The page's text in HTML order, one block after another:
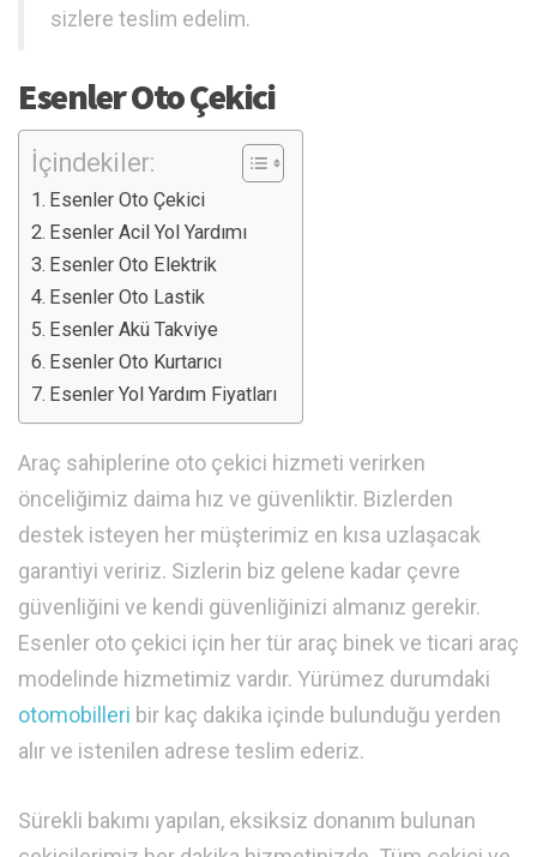
sizlere teslim edelim.
Esenler Oto Çekici
İçindekiler:
Esenler Oto Çekici
Esenler Acil Yol Yardımı
Esenler Oto Elektrik
Esenler Oto Lastik
Esenler Akü Takviye
Esenler Oto Kurtarıcı
Esenler Yol Yardım Fiyatları
Araç sahiplerine oto çekici hizmeti verirken
önceliğimiz daima hız ve güvenliktir. Bizlerden
destek isteyen her müşterimiz en kısa uzlaşacak
garantiyi veririz. Sizlerin biz gelene kadar çevre
güvenliğini ve kendi güvenliğinizi almanız gerekir.
Esenler oto çekici için her tür araç binek ve ticari araç
modelinde hizmetimiz vardır. Yürümez durumdaki
otomobilleri bir kaç dakika içinde bulunduğu yerden
alır ve istenilen adrese teslim ederiz.
Sürekli bakımı yapılan, eksiksiz donanım bulunan